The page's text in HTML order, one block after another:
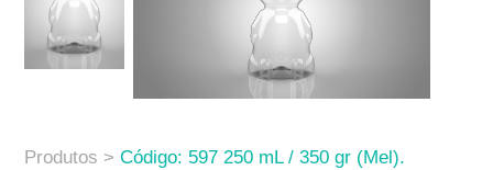
Produtos >Código: 597 250 mL / 350 gr (Mel).